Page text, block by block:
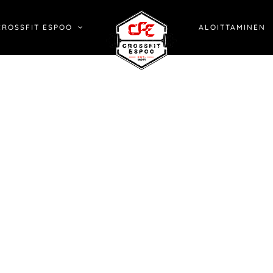
ESPOO ALOITTAMINEN